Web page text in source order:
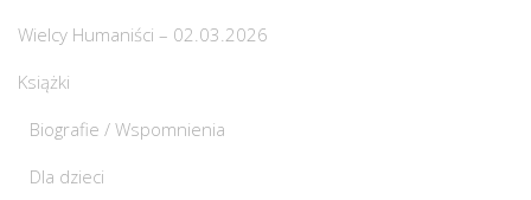
Wielcy Humaniści – 02.03.2026
Książki
Biografie / Wspomnienia
Dla dzieci